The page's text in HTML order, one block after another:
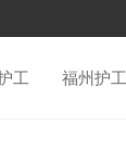
工 福州护工